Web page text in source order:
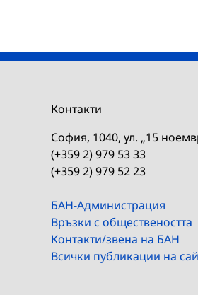
Контакти
София, 1040, ул. „15
(+359 2) 979 53 33
(+359 2) 979 52 23
БАН-Администрация
Връзки с обществеността
Контакти/звена на БАН
Всички публикации на